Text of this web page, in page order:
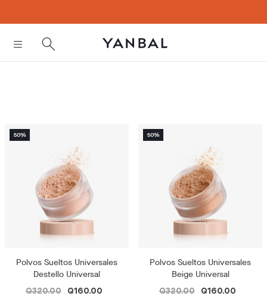
Polvos Sueltos Universales
Destello Universal
Q320.00 Q160.00
Polvos Sueltos Universales
Beige Universal
Q320.00 Q160.00